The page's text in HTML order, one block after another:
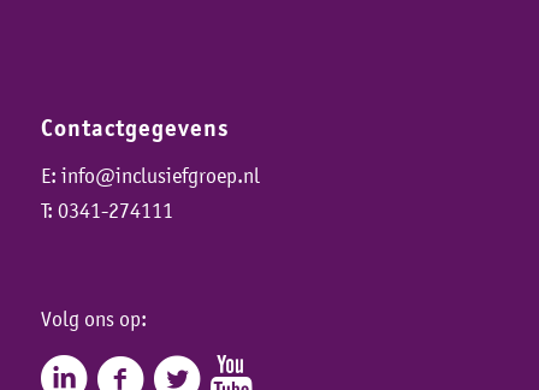
Contactgegevens
E: info@inclusiefgroep.nl
T: 0341-274111
Volg ons op: